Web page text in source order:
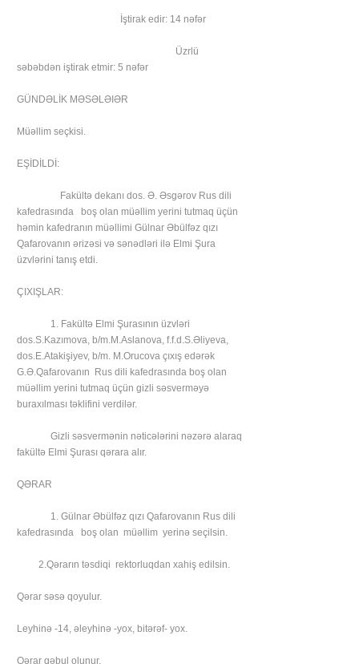
İştirak edir: 14 nəfər
Üzrlü
səbəbdən iştirak etmir: 5 nəfər
GÜNDƏLİK MƏSƏLƏIƏR
Müəllim seçkisi.
EŞİDİLDİ:
Fakültə dekanı dos. Ə. Əsgərov Rus dili
kafedrasında boş olan müəllim yerini tutmaq üçün
həmin kafedranın müəllimi Gülnar Əbülfəz qızı
Qafarovanın ərizəsi və sənədləri ilə Elmi Şura
üzvlərini tanış etdi.
ÇIXIŞLAR:
1. Fakültə Elmi Şurasının üzvləri
dos.S.Kazımova, b/m.M.Aslanova, f.f.d.S.Əliyeva,
dos.E.Atakişiyev, b/m. M.Orucova çıxış edərək
G.Ə.Qafarovanın Rus dili kafedrasında boş olan
müəllim yerini tutmaq üçün gizli səsverməyə
buraxılması təklifini verdilər.
Gizli səsvermənin nəticələrini nəzərə alaraq
fakültə Elmi Şurası qərara alır.
QƏRAR
1. Gülnar Əbülfəz qızı Qafarovanın Rus dili
kafedrasında boş olan müəllim yerinə seçilsin.
2.Qərarın təsdiqi rektorluqdan xahiş edilsin.
Qərar səsə qoyulur.
Leyhinə -14, əleyhinə -yox, bitərəf- yox.
Qərar qəbul olunur.